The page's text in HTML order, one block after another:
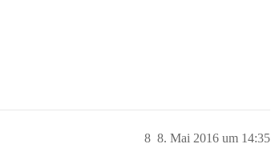
8. Mai 2016 um 14:35
8